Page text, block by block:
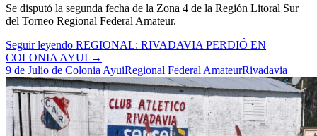
Se disputó la segunda fecha de la Zona 4 de la Región Litoral Sur
del Torneo Regional Federal Amateur.
Seguir leyendo REGIONAL: RIVADAVIA PERDIÓ EN
COLONIA AYUI →
9 de Julio de Colonia AyuiRegional Federal AmateurRivadavia